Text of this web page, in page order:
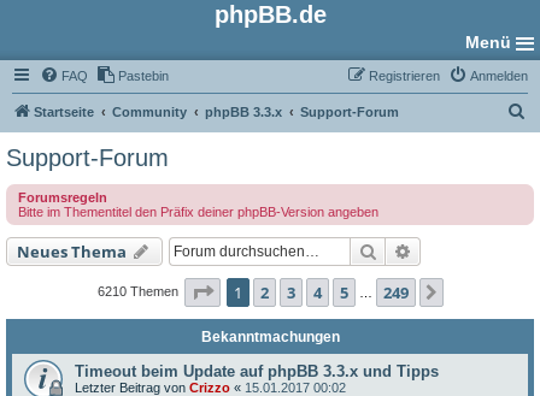
phpBB.de
Menü
FAQ Pastebin Anmelden
Registrieren
Startseite Community phpBB 3.3.x Support-Forum
e
Support-Forum
Forumsregeln
Bitte im Thementitel den Präfix deiner phpBB-Version angeben
Neues Thema Suche
6210 Themen Seite 1von 249
1 2 3 4 5 249
Bekanntmachungen
Timeout beim Update auf phpBB 3.3.x und Tipps
Letzter Beitrag von Crizzo « 15.01.2017 00:02